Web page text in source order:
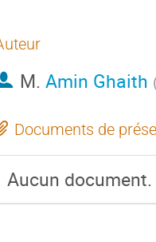
M. Amin Ghaith
Documents de
Aucun document.